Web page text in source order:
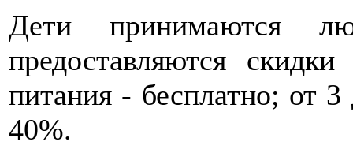
Дети принимаются
предоставляются
питания - бесплатно; от
40%.